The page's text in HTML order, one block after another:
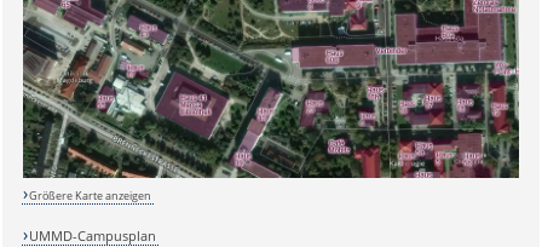
Sicherheitsabfrage:
Lösung:
Größere Karte anzeigen
UMMD-Campusplan